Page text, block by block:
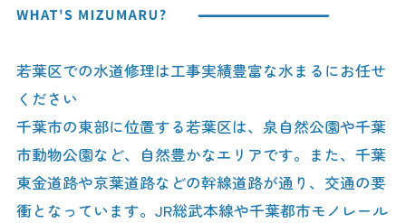
若葉区での水道修理は工事実績豊富な水まるにお任せ
ください
千葉市の東部に位置する若葉区は、泉自然公園や千葉
市動物公園など、自然豊かなエリアです。また、千葉
東金道路や京葉道路などの幹線道路が通り、交通の要
衝となっています。JR総武本線や千葉都市モノレール